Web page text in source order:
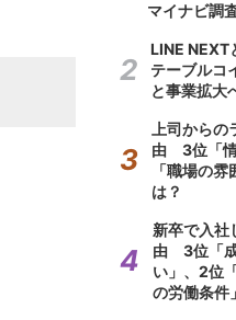
マイナビ調
LINE
テーブルコ
と事業拡大
上司から
由 3位「情
「職場の
は？
新卒で入社
由 3位「成
い」、2位
の労働条件